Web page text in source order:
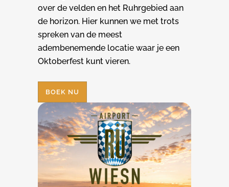
over de velden en het Ruhrgebied aan
de horizon. Hier kunnen we met trots
spreken van de meest
adembenemende locatie waar je een
Oktoberfest kunt vieren.
BOEK NU